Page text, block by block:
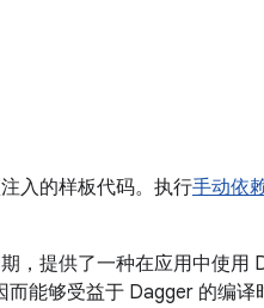
入的样板代码。执行手动依
，提供了一种在应用中使用
而能够受益于 Dagger 的编译